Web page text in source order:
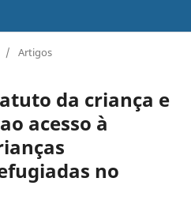
/ Artigos
da criança e
acesso à
no